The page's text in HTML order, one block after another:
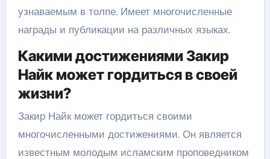
узнаваемым в толпе. Имеет многочисленные
награды и публикации на различных языках.
Какими достижениями Закир
Найк может гордиться в своей
жизни?
Закир Найк может гордиться своими
многочисленными достижениями. Он является
известным молодым исламским проповедником